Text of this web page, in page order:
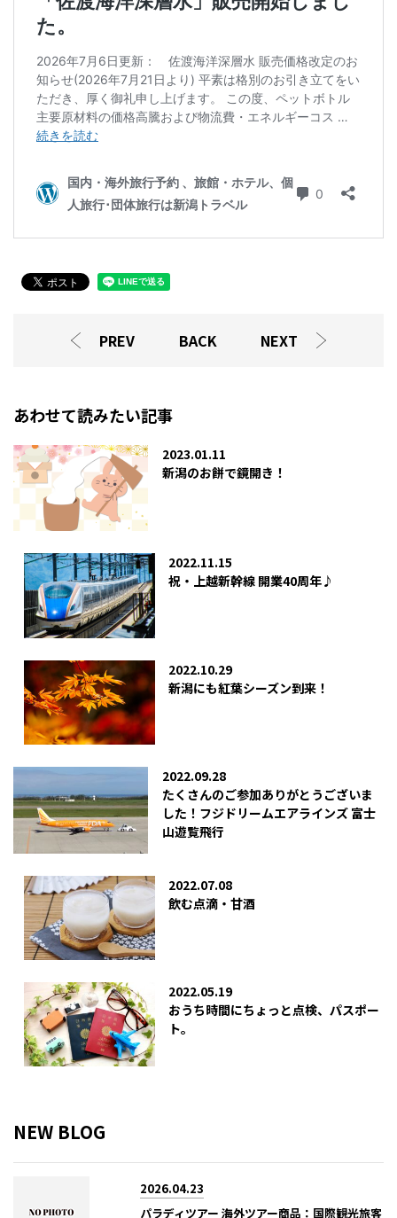
PREV BACK NEXT
あわせて読みたい記事
2023.01.11
新潟のお餅で鏡開き！
2022.11.15
祝・上越新幹線 開業40周年♪
2022.10.29
新潟にも紅葉シーズン到来！
2022.09.28
たくさんのご参加ありがとうございま
した！フジドリームエアラインズ 富士
山遊覧飛行
2022.07.08
飲む点滴・甘酒
2022.05.19
おうち時間にちょっと点検、パスポー
ト。
NEW BLOG
2026.04.23
パラディツアー 海外ツアー商品：国際観光旅客